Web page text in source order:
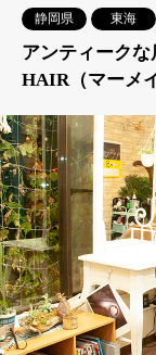
静岡県 東海
アンティーク
HAIR（マーメ